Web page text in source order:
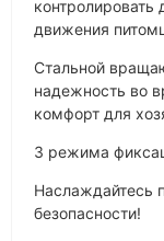
контролировать
движения
Стальной
надежность во
комфорт для
3 режима
Наслаждайтесь
безопасности!